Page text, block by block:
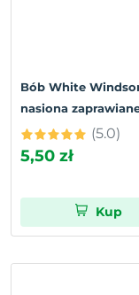
Bób White
nasiona
(5.0)
5,50 zł
Kup